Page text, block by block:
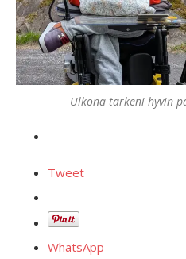
Ulkona tarkeni hyvin
Tweet
WhatsApp